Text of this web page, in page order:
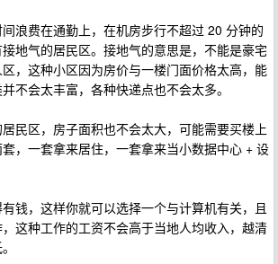
浪费在通勤上，在机房步行不超过 20 分钟的
地气的居民区。接地气的意思是，不能是豪宅
，这种小区因为房价与一楼门面价格太高，能
不会太丰富，各种快递点也不会太多。
民区，房子面积也不会太大，可能需要买楼上
，一套拿来居住，一套拿来当小数据中心 + 设
钱，这样你就可以选择一个与计算机有关，且
这种工作的工资不会高于当地人均收入，越清